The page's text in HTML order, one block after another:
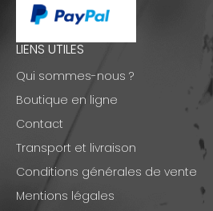
LIENS UTILES
Qui sommes-nous ?
Boutique en ligne
Contact
Transport et livraison
Conditions générales de vente
Mentions légales